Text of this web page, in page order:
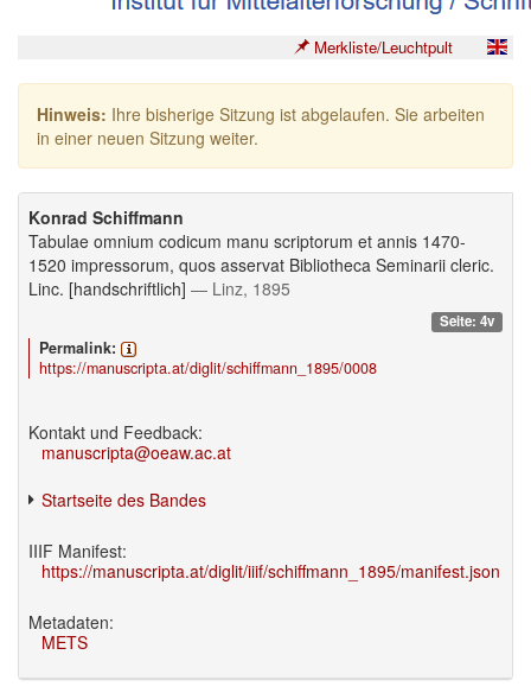
Merkliste/Leuchtpult
Hinweis: Ihre bisherige Sitzung ist abgelaufen. Sie arbeiten
in einer neuen Sitzung weiter.
Konrad Schiffmann
Tabulae omnium codicum manu scriptorum et annis 1470-
1520 impressorum, quos asservat Bibliotheca Seminarii cleric.
Linc. [handschriftlich] — Linz, 1895
Seite: 4v
Permalink:
https://manuscripta.at/diglit/schiffmann_1895/0008
Kontakt und Feedback:
manuscripta@oeaw.ac.at
Startseite des Bandes
IIIF Manifest:
https://manuscripta.at/diglit/iiif/schiffmann_1895/manifest.json
Metadaten:
METS